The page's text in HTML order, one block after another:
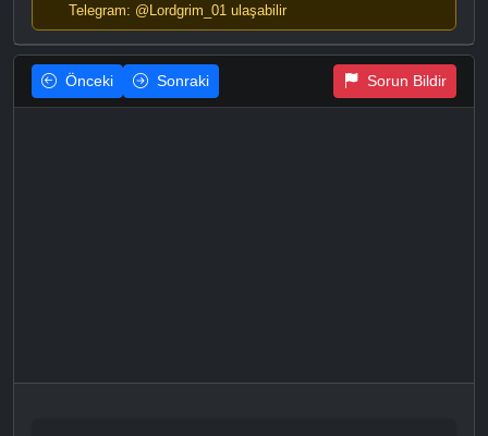
Telegram: @Lordgrim_01 ulaşabilir
Önceki Sonraki Sorun Bildir